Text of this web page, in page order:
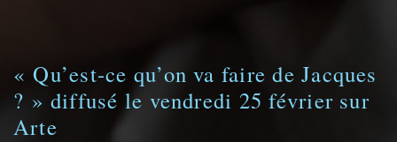
« Qu’est-ce qu’on va faire de Jacques
? » diffusé le vendredi 25 février sur
Arte